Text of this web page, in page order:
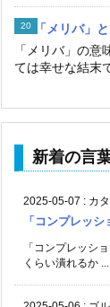
「メリバ」
「メリバ」の
ては幸せな結末
新着の言
2025-05-07 : カ
「コンプレッ
「コンプレッシ
くらい潰れるか ...